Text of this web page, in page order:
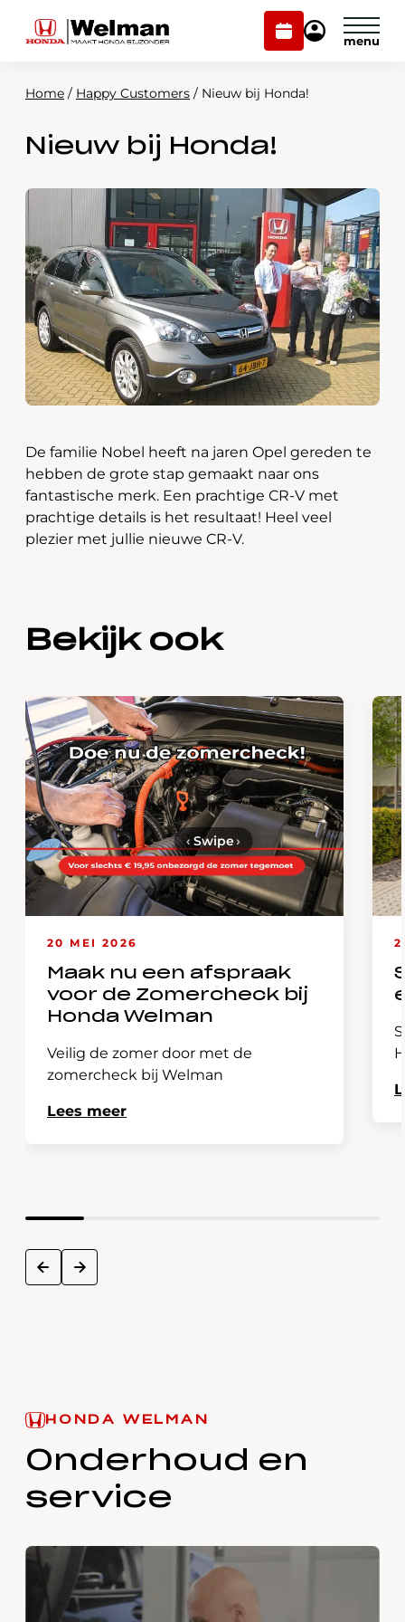
Plan
onderhoud
Mijn
Modellen
Voorraad
Onderhoud en service
Over ons
Webshop
Contact
Plan onderhoud
Mijn Honda Welman
Home / Happy Customers / Nieuw bij Honda!
Nieuw bij Honda!
De familie Nobel heeft na jaren Opel gereden te
hebben de grote stap gemaakt naar ons
fantastische merk. Een prachtige CR-V met
prachtige details is het resultaat! Heel veel
plezier met jullie nieuwe CR-V.
Bekijk ook
20 MEI 2026
Maak nu een afspraak
voor de Zomercheck bij
Honda Welman
Veilig de zomer door met de
zomercheck bij Welman
Lees meer
prev next
‹ Swipe›
HONDA WELMAN
Onderhoud en
service